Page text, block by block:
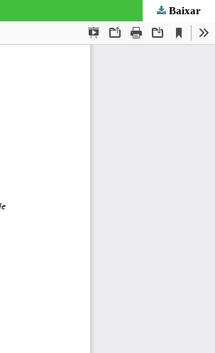
Baixar